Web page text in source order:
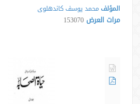
المؤلف محمد یوسف کاندهلوی
مرات العرض 153070